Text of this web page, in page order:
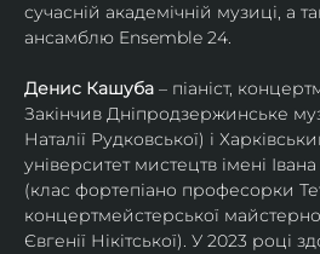
сучасній академічній музиці, а
ансамблю Ensemble 24.
Денис Кашуба – піаніст,
Закінчив Дніпродзержинське
Наталії Рудковської) і
університет мистецтв імені
(клас фортепіано професорки
концертмейстерської
Євгенії Нікітської). У 2023 році